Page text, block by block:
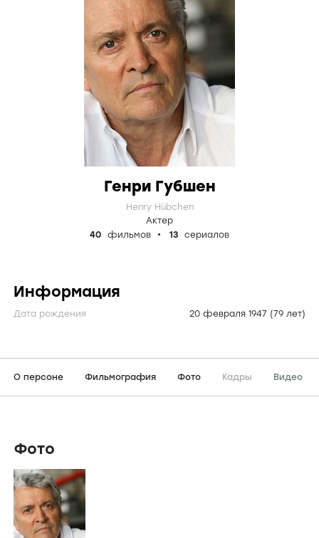
Генри Губшен
Henry Hübchen
Актер
40
фильмов 13 сериалов
Информация
Дата рождения 20 февраля 1947 (79 лет)
О персоне Фильмография Фото Кадры Видео
Фото